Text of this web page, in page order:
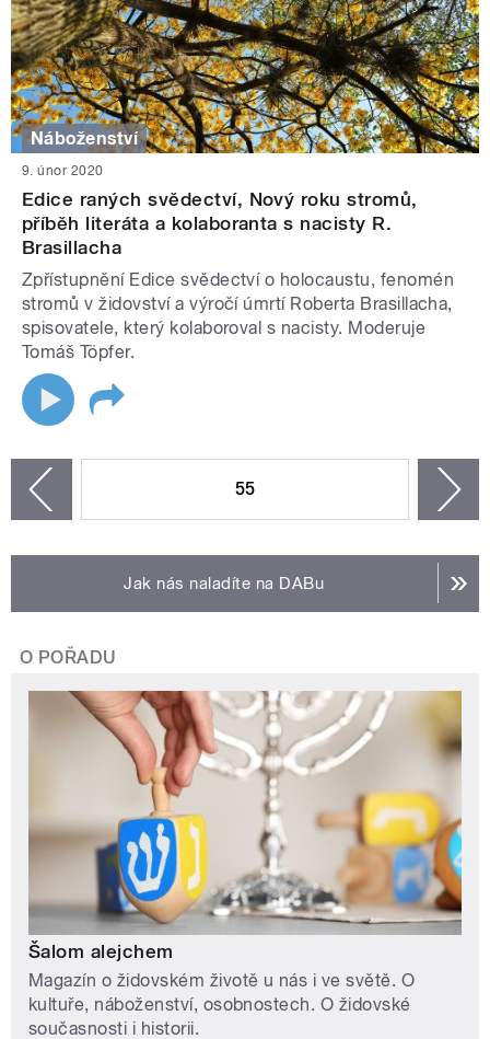
Náboženství
9. únor 2020
Edice raných svědectví, Nový roku stromů,
příběh literáta a kolaboranta s nacisty R.
Brasillacha
Zpřístupnění Edice svědectví o holocaustu, fenomén
stromů v židovství a výročí úmrtí Roberta Brasillacha,
spisovatele, který kolaboroval s nacisty. Moderuje
Tomáš Töpfer.
55
Jak nás naladíte na DABu
O POŘADU
Šalom alejchem
Magazín o židovském životě u nás i ve světě. O
kultuře, náboženství, osobnostech. O židovské
současnosti i historii.